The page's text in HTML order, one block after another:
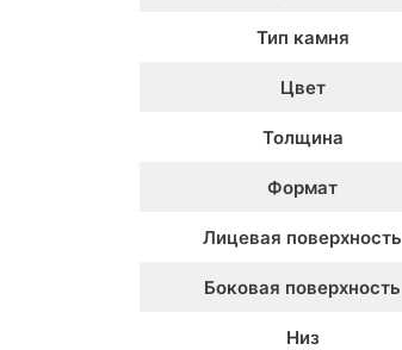
Тип камня
Цвет
Толщина
Формат
Лицевая поверхность
Боковая поверхность
Низ